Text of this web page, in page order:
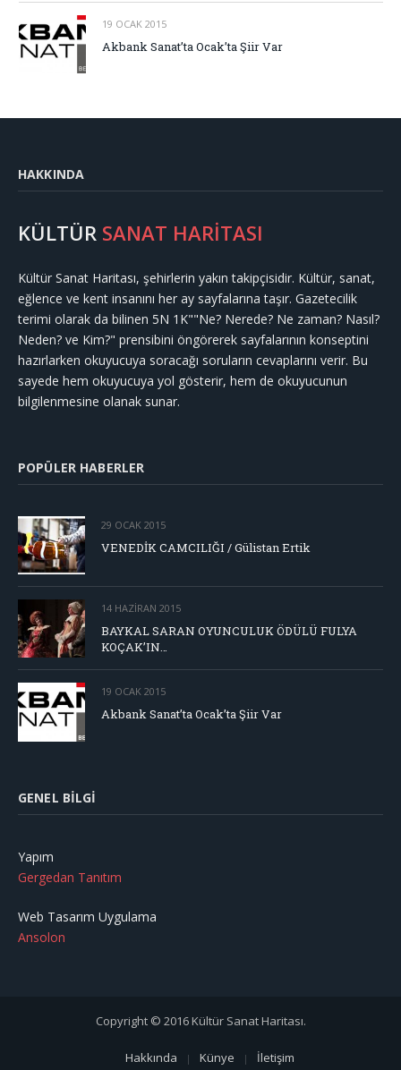
19 OCAK 2015
Akbank Sanat’ta Ocak’ta Şiir Var
HAKKINDA
KÜLTÜR SANAT HARİTASI
Kültür Sanat Haritası, şehirlerin yakın takipçisidir. Kültür, sanat,
eğlence ve kent insanını her ay sayfalarına taşır. Gazetecilik
terimi olarak da bilinen 5N 1K""Ne? Nerede? Ne zaman? Nasıl?
Neden? ve Kim?" prensibini öngörerek sayfalarının konseptini
hazırlarken okuyucuya soracağı soruların cevaplarını verir. Bu
sayede hem okuyucuya yol gösterir, hem de okuyucunun
bilgilenmesine olanak sunar.
POPÜLER HABERLER
29 OCAK 2015
VENEDİK CAMCILIĞI / Gülistan Ertik
14 HAZIRAN 2015
BAYKAL SARAN OYUNCULUK ÖDÜLÜ FULYA
KOÇAK’IN…
19 OCAK 2015
Akbank Sanat’ta Ocak’ta Şiir Var
GENEL BILGI
Yapım
Gergedan Tanıtım
Web Tasarım Uygulama
Ansolon
Copyright © 2016 Kültür Sanat Haritası.
Hakkında Künye İletişim